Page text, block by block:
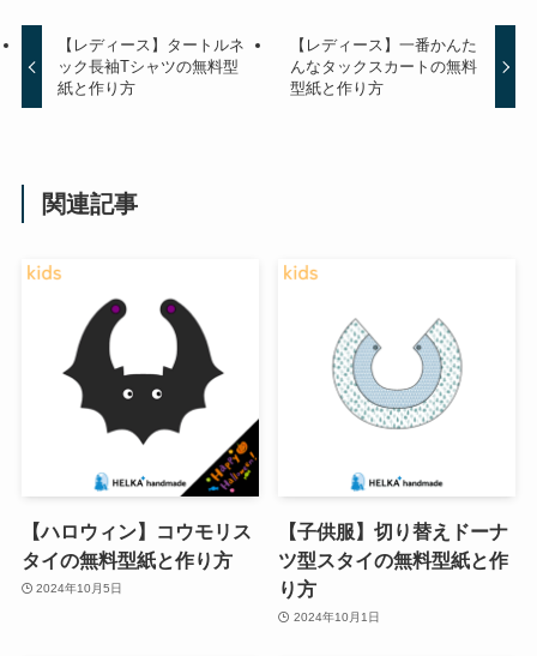
【レディース】タートルネ
ック長袖Tシャツの無料型
紙と作り方
【レディース】一番かんた
んなタックスカートの無料
型紙と作り方
関連記事
【ハロウィン】コウモリス
タイの無料型紙と作り方
2024年10月5日
【子供服】切り替えドーナ
ツ型スタイの無料型紙と作
り方
2024年10月1日